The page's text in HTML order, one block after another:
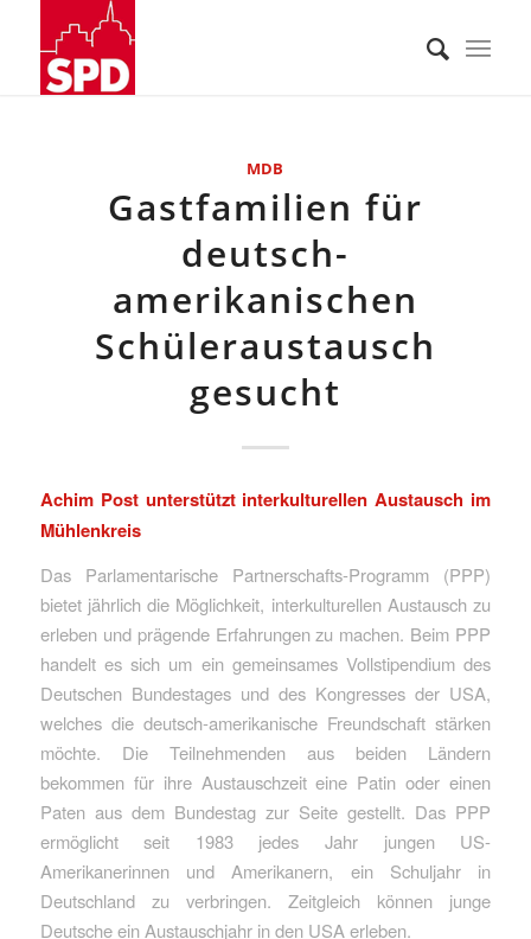
MDB
Gastfamilien für
deutsch-
amerikanischen
Schüleraustausch
gesucht
Achim Post unterstützt interkulturellen Austausch im
Mühlenkreis
Das Parlamentarische Partnerschafts-Programm (PPP)
bietet jährlich die Möglichkeit, interkulturellen Austausch zu
erleben und prägende Erfahrungen zu machen. Beim PPP
handelt es sich um ein gemeinsames Vollstipendium des
Deutschen Bundestages und des Kongresses der USA,
welches die deutsch-amerikanische Freundschaft stärken
möchte. Die Teilnehmenden aus beiden Ländern
bekommen für ihre Austauschzeit eine Patin oder einen
Paten aus dem Bundestag zur Seite gestellt. Das PPP
ermöglicht seit 1983 jedes Jahr jungen US-
Amerikanerinnen und Amerikanern, ein Schuljahr in
Deutschland zu verbringen. Zeitgleich können junge
Deutsche ein Austauschjahr in den USA erleben.